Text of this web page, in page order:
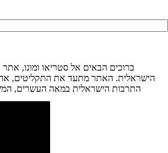
ברוכים הבאים אל סטריאו ומונו,
הישראלית. האתר מתעד את התקליטים,
התרבות הישראלית במאה העשרים,